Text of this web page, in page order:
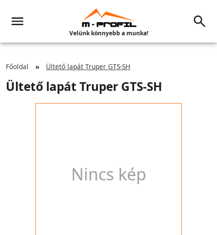
Velünk könnyebb a munka!
Főoldal Ültető lapát Truper GTS-SH
Ültető lapát Truper GTS-SH
Nincs kép